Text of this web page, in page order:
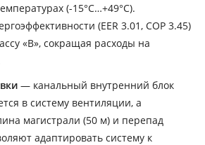
(-15°C…+49°C).
(EER 3.01, COP 3.45)
«B», сокращая расходы на
— канальный внутренний блок
в систему вентиляции, а
магистрали (50 м) и перепад
адаптировать систему к